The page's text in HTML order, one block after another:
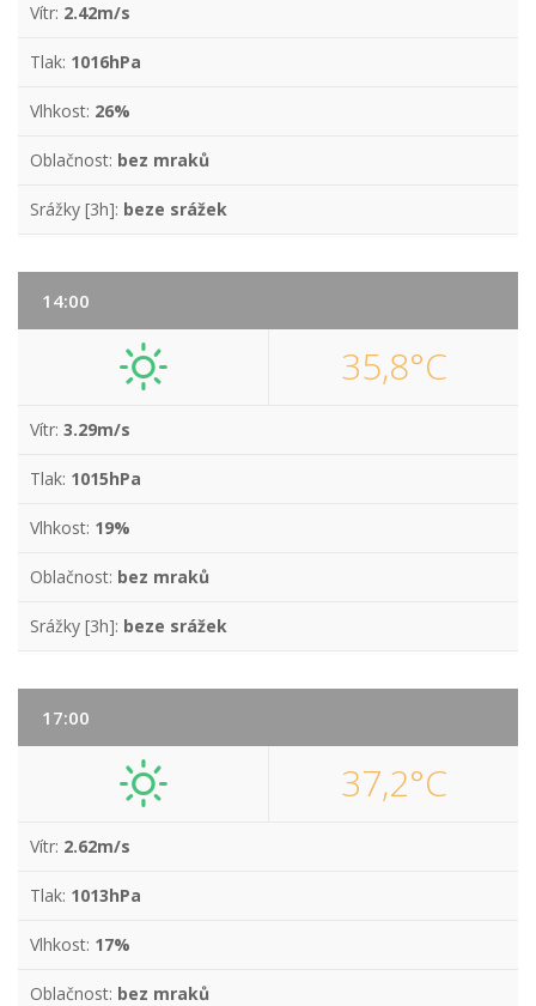
Vítr: 2.42m/s
Tlak: 1016hPa
Vlhkost: 26%
Oblačnost: bez mraků
Srážky [3h]: beze srážek
14:00
35,8°C
Vítr: 3.29m/s
Tlak: 1015hPa
Vlhkost: 19%
Oblačnost: bez mraků
Srážky [3h]: beze srážek
17:00
37,2°C
Vítr: 2.62m/s
Tlak: 1013hPa
Vlhkost: 17%
Oblačnost: bez mraků